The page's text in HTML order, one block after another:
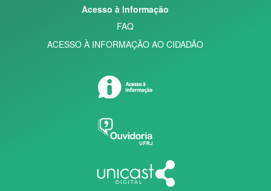
Acesso à Informação
FAQ
ACESSO À INFORMAÇÃO AO CIDADÃO